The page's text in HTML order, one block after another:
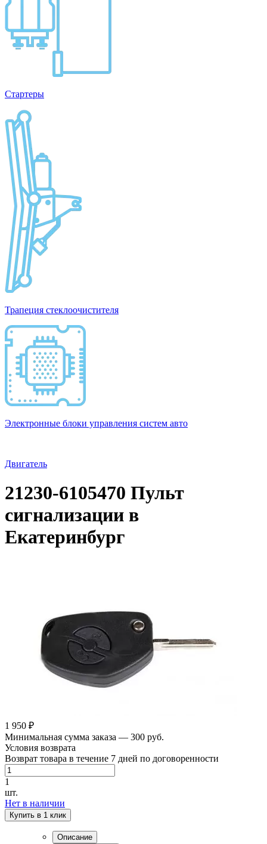
Стартеры
Трапеция стеклоочистителя
Электронные блоки управления систем авто
Двигатель
21230-6105470 Пульт
сигнализации в
Екатеринбург
1 950 ₽
Минимальная сумма заказа — 300 руб.
Условия возврата
Возврат товара в течение 7 дней по договоренности
1
шт.
Нет в наличии
Купить в 1 клик
Описание